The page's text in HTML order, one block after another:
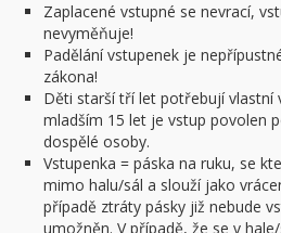
Zaplacené vstupné se nevrací,
nevyměňuje!
Padělání vstupenek je
zákona!
Děti starší tří let potřebují vlastní
mladším 15 let je vstup povolen
dospělé osoby.
Vstupenka = páska na ruku, se
mimo halu/sál a slouží jako
případě ztráty pásky již nebude
umožněn. V případě, že se v